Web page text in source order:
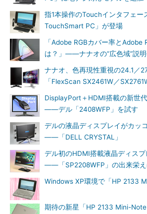
指1本操作のTouchインタフェー
TouchSmart PC」が登場
「Adobe RGBカバー率とAdobe
は？」――ナナオの“広色域”説
ナナオ、色再現性重視の24.1／
「FlexScan SX2461W／
DisplayPort＋HDMI搭載の新世
――デル「2408WFP」を試す
デルの液晶ディスプレイがカッ
――「DELL CRYSTAL」
デル初のHDMI搭載液晶ディスプ
――「SP2208WFP」の出来栄え
Windows XP環境で「HP 2133
期待の新星「HP 2133 Mini-